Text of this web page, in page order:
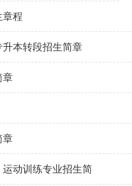
章程
本转段招生简章
章
章
动训练专业招生简